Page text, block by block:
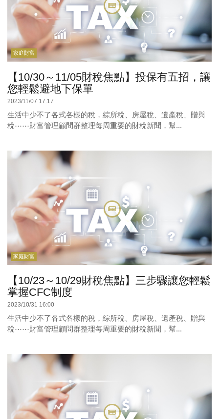
家庭財富
【10/30～11/05財稅焦點】投保有五招，讓
您輕鬆避地下保單
2023/11/07 17:17
生活中少不了各式各樣的稅，綜所稅、房屋稅、遺產稅、贈與
稅⋯⋯財富管理顧問群整理每周重要的財稅新聞，幫...
家庭財富
【10/23～10/29財稅焦點】三步驟讓您輕鬆
掌握CFC制度
2023/10/31 16:00
生活中少不了各式各樣的稅，綜所稅、房屋稅、遺產稅、贈與
稅⋯⋯財富管理顧問群整理每周重要的財稅新聞，幫...